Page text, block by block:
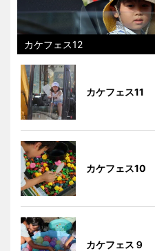
カケフェス12
カケフェス11
カケフェス10
カケフェス９